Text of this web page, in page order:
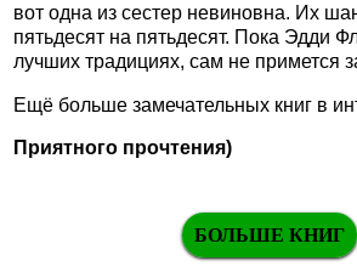
вот одна из сестер невиновна. Их
пятьдесят на пятьдесят. Пока Эдди
лучших традициях, сам не примется
Ещё больше замечательных книг в
Приятного прочтения)
БОЛЬШЕ КНИГ